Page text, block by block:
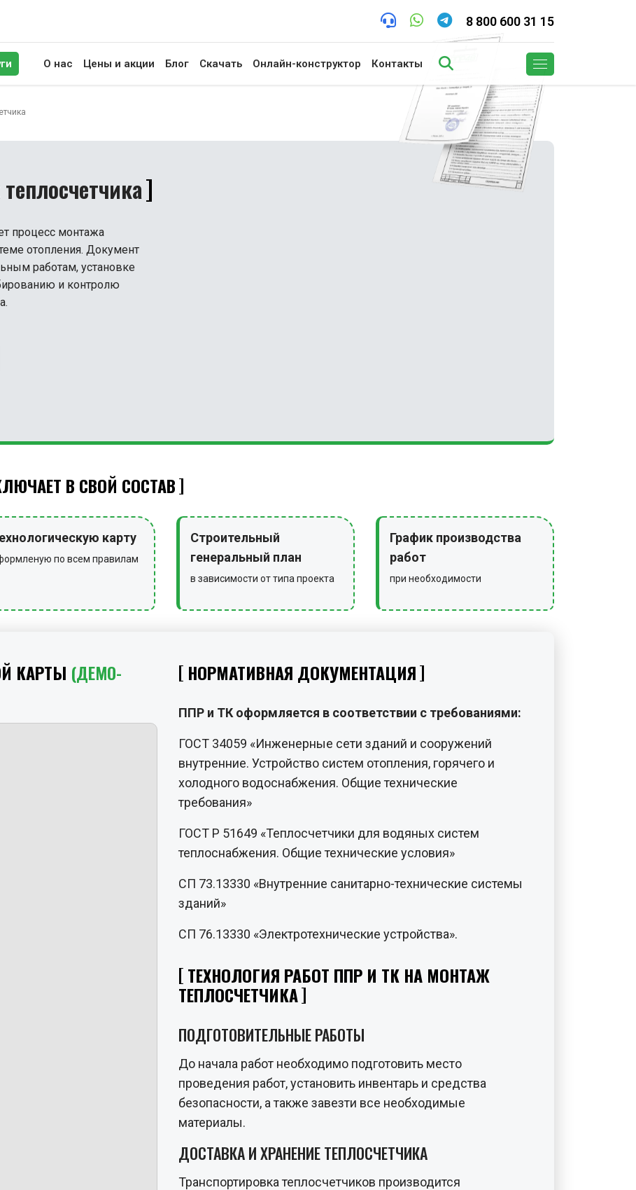
8 800 600 31 15
О нас Цены и акции Блог Скачать Онлайн-конструктор Контакты
процесс монтажа
отопления. Документ
работам, установке
и контролю
В СВОЙ СОСТАВ
карту
по всем правилам
Строительный
генеральный план
в зависимости от типа проекта
График производства
работ
при необходимости
КАРТЫ (ДЕМО- НОРМАТИВНАЯ ДОКУМЕНТАЦИЯ
ППР и ТК оформляется в соответствии с требованиями:
ГОСТ 34059 «Инженерные сети зданий и сооружений
внутренние. Устройство систем отопления, горячего и
холодного водоснабжения. Общие технические
требования»
ГОСТ Р 51649 «Теплосчетчики для водяных систем
теплоснабжения. Общие технические условия»
СП 73.13330 «Внутренние санитарно-технические системы
зданий»
СП 76.13330 «Электротехнические устройства».
ТЕХНОЛОГИЯ РАБОТ ППР И ТК НА МОНТАЖ
ТЕПЛОСЧЕТЧИКА
ПОДГОТОВИТЕЛЬНЫЕ РАБОТЫ
До начала работ необходимо подготовить место
проведения работ, установить инвентарь и средства
безопасности, а также завезти все необходимые
материалы.
ДОСТАВКА И ХРАНЕНИЕ ТЕПЛОСЧЕТЧИКА
Транспортировка теплосчетчиков производится